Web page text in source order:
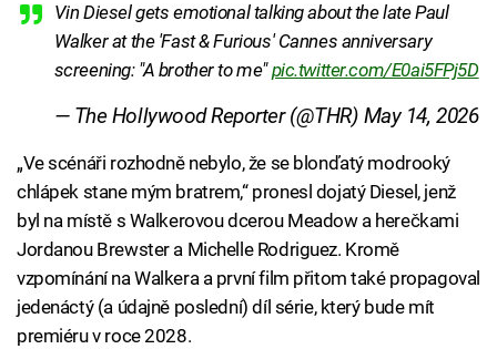
Vin Diesel gets emotional talking about the late Paul
Walker at the 'Fast & Furious' Cannes anniversary
screening: "A brother to me"pic.twitter.com/E0ai5FPj5D
— The Hollywood Reporter (@THR) May 14, 2026
„Ve scénáři rozhodně nebylo, že se blonďatý modrooký
chlápek stane mým bratrem,“ pronesl dojatý Diesel, jenž
byl na místě s Walkerovou dcerou Meadow a herečkami
Jordanou Brewster a Michelle Rodriguez. Kromě
vzpomínání na Walkera a první film přitom také propagoval
jedenáctý (a údajně poslední) díl série, který bude mít
premiéru v roce 2028.